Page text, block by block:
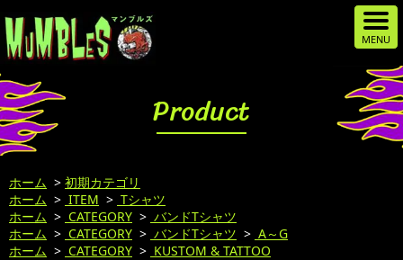
Product
ホーム > 初期カテゴリ
ホーム > ITEM > Tシャツ
ホーム > CATEGORY > バンドTシャツ
ホーム > CATEGORY > バンドTシャツ > A～G
ホーム > CATEGORY > KUSTOM & TATTOO